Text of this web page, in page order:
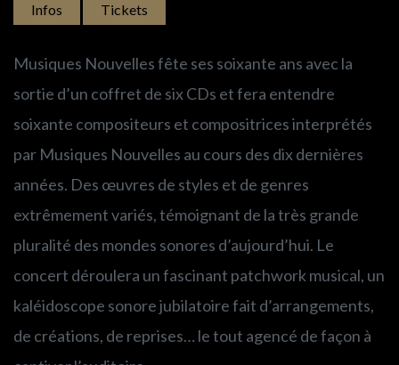
Infos Tickets
Musiques Nouvelles fête ses soixante ans avec la
sortie d’un coffret de six CDs et fera entendre
soixante compositeurs et compositrices interprétés
par Musiques Nouvelles au cours des dix dernières
années. Des œuvres de styles et de genres
extrêmement variés, témoignant de la très grande
pluralité des mondes sonores d’aujourd’hui. Le
concert déroulera un fascinant patchwork musical, un
kaléidoscope sonore jubilatoire fait d’arrangements,
de créations, de reprises… le tout agencé de façon à